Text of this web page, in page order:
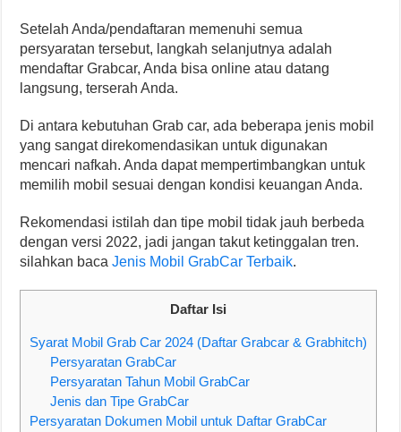
Setelah Anda/pendaftaran memenuhi semua
persyaratan tersebut, langkah selanjutnya adalah
mendaftar Grabcar, Anda bisa online atau datang
langsung, terserah Anda.
Di antara kebutuhan Grab car, ada beberapa jenis mobil
yang sangat direkomendasikan untuk digunakan
mencari nafkah. Anda dapat mempertimbangkan untuk
memilih mobil sesuai dengan kondisi keuangan Anda.
Rekomendasi istilah dan tipe mobil tidak jauh berbeda
dengan versi 2022, jadi jangan takut ketinggalan tren.
silahkan bacaJenis Mobil GrabCar Terbaik.
Daftar Isi
Syarat Mobil Grab Car 2024 (Daftar Grabcar & Grabhitch)
Persyaratan GrabCar
Persyaratan Tahun Mobil GrabCar
Jenis dan Tipe GrabCar
Persyaratan Dokumen Mobil untuk Daftar GrabCar